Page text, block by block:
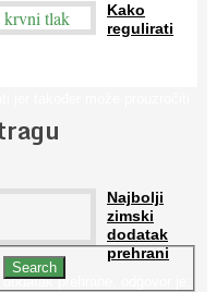
Kako
regulirati
Najbolji
zimski
dodatak
prehrani
prehrane, odgovor je: